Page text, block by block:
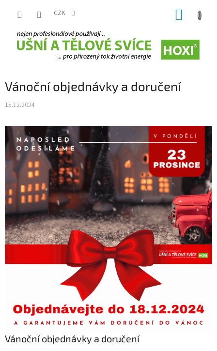
CZK
Vánoční objednávky a doručení
15.12.2024
Vánoční objednávky a doručení